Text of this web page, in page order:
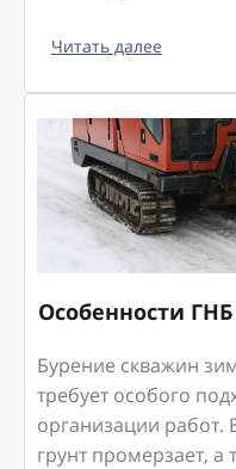
Читать далее
Особенности
Бурение скважин
требует особого
организации работ.
грунт промерзает, а